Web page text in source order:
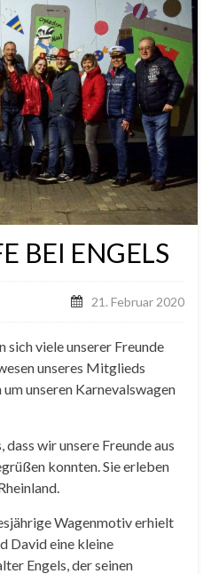
BEI ENGELS
21. Februar 2020
viele unserer Freunde
unseres Mitglieds
unseren Karnevalswagen
wir unsere Freunde aus
konnten. Sie erleben
Wagenmotiv erhielt
David eine kleine
Engels, der seinen